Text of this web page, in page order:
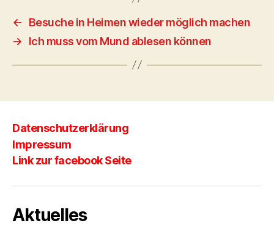
←
Besuche in Heimen wieder möglich machen
→
Ich muss vom Mund ablesen können
Datenschutzerklärung
Impressum
Link zur facebook Seite
Aktuelles